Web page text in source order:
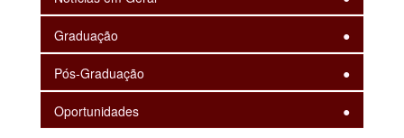
Graduação
Pós-Graduação
Oportunidades